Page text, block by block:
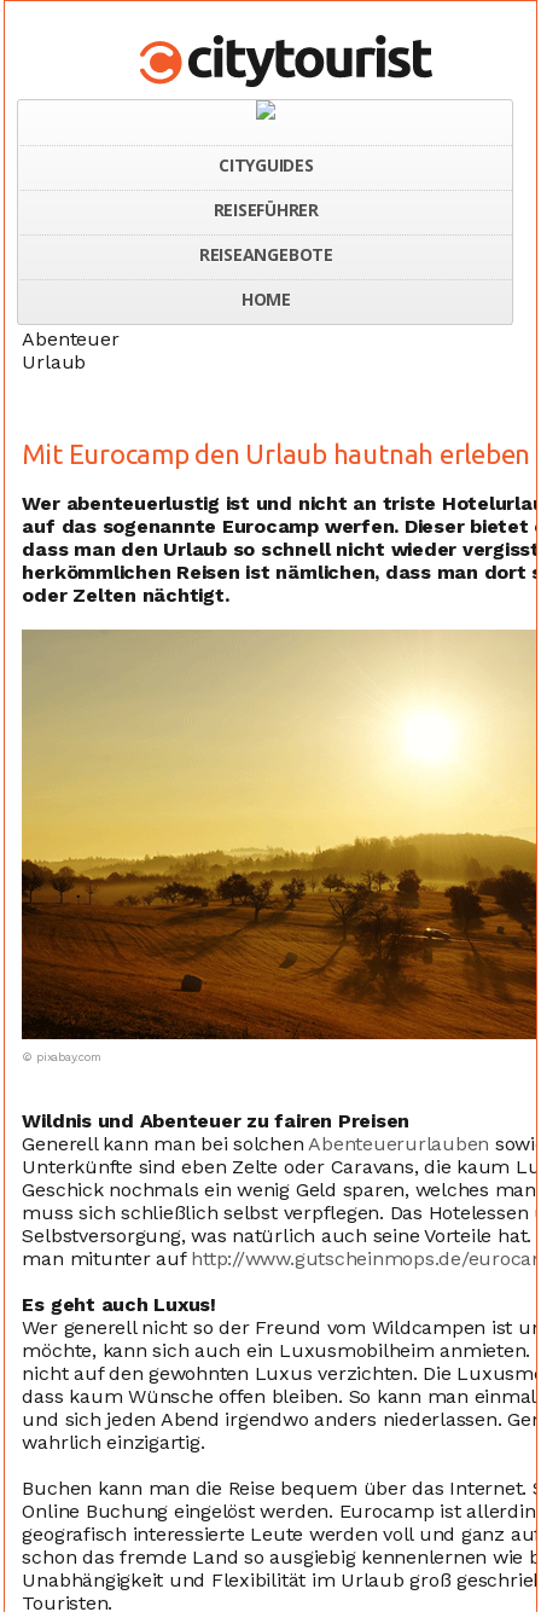
CITYGUIDES
REISEFÜHRER
REISEANGEBOTE
HOME
Mit Eurocamp den Urlaub hautnah erleben
Abenteuer
Urlaub
Mit Eurocamp den Urlaub hautnah erleben
Wer abenteuerlustig ist und nicht an triste
auf das sogenannte Eurocamp werfen. Dieser bietet
dass man den Urlaub so schnell nicht wieder
herkömmlichen Reisen ist nämlichen, dass man
oder Zelten nächtigt.
© pixabay.com
Wildnis und Abenteuer zu fairen Preisen
Generell kann man bei solchenAbenteuerurlauben
Unterkünfte sind eben Zelte oder Caravans, die kaum
Geschick nochmals ein wenig Geld sparen, welches
muss sich schließlich selbst verpflegen. Das
Selbstversorgung, was natürlich auch seine Vorteile
man mitunter auf http://www.gutscheinmops.de/
Es geht auch Luxus!
Wer generell nicht so der Freund vom Wildcampen ist
möchte, kann sich auch ein Luxusmobilheim
nicht auf den gewohnten Luxus verzichten. Die
dass kaum Wünsche offen bleiben. So kann man
und sich jeden Abend irgendwo anders niederlassen.
wahrlich einzigartig.
Buchen kann man die Reise bequem über das Internet.
Online Buchung eingelöst werden. Eurocamp ist
geografisch interessierte Leute werden voll und ganz
schon das fremde Land so ausgiebig kennenlernen wie
Unabhängigkeit und Flexibilität im Urlaub groß
Touristen.